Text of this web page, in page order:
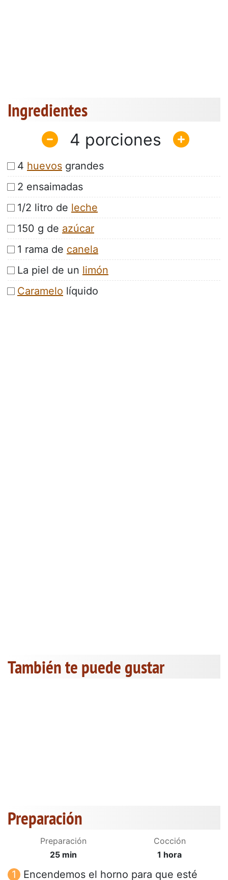
Ingredientes
4
4 huevos grandes
2 ensaimadas
1/2 litro de leche
150 g de azúcar
1 rama de canela
La piel de un limón
Caramelo líquido
También te puede gustar
Preparación
Preparación
25 min
Cocción
1 hora
Encendemos el horno para que esté